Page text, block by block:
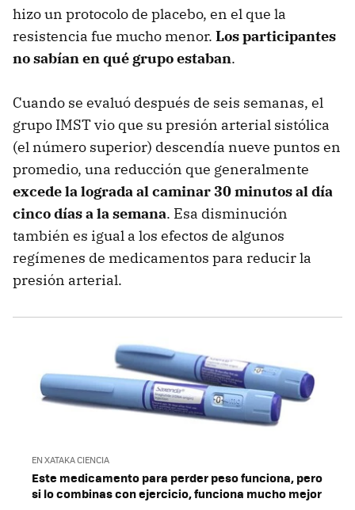
hizo un protocolo de placebo, en el que la
resistencia fue mucho menor. Los participantes
no sabían en qué grupo estaban.
Cuando se evaluó después de seis semanas, el
grupo IMST vio que su presión arterial sistólica
(el número superior) descendía nueve puntos en
promedio, una reducción que generalmente
excede la lograda al caminar 30 minutos al día
cinco días a la semana. Esa disminución
también es igual a los efectos de algunos
regímenes de medicamentos para reducir la
presión arterial.
EN XATAKA CIENCIA
Este medicamento para perder peso funciona, pero
si lo combinas con ejercicio, funciona mucho mejor